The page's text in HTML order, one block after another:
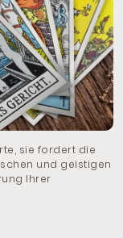
sie fordert die
und geistigen
Ihrer